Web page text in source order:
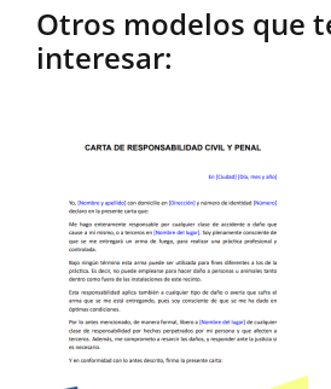
Otros modelos que
interesar: